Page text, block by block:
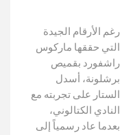
رغم الأرقام الجيدة
التي حققها ماركوس
راشفورد بقميص
برشلونة، أسدل
الستار على تجربته مع
النادي الكتالوني،
بعدما عاد رسمياً إلى